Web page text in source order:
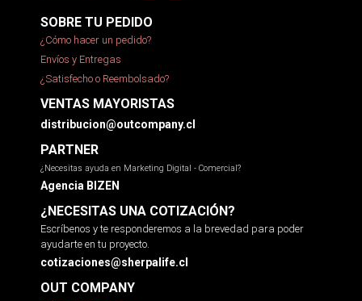
SOBRE TU PEDIDO
¿Cómo hacer un pedido?
Envíos y Entregas
¿Satisfecho o Reembolsado?
VENTAS MAYORISTAS
distribucion@outcompany.cl
PARTNER
¿Necesitas ayuda en Marketing Digital - Comercial?
Agencia BIZEN
¿NECESITAS UNA COTIZACIÓN?
Escríbenos y te responderemos a la brevedad para poder
ayudarte en tu proyecto.
cotizaciones@sherpalife.cl
OUT COMPANY